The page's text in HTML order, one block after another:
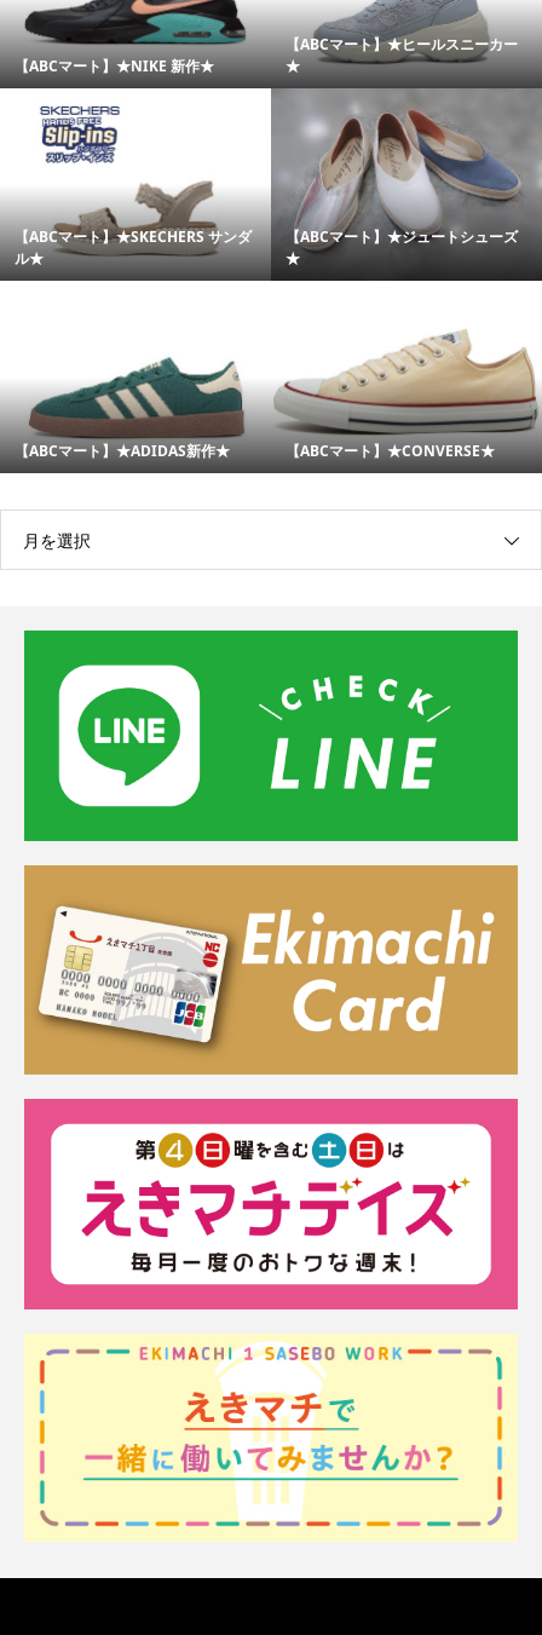
【ABCマート】★NIKE 新作★
【ABCマート】★ヒールスニーカー
★
【ABCマート】★SKECHERS サンダ
ル★
【ABCマート】★ジュートシューズ
★
【ABCマート】★ADIDAS新作★ 【ABCマート】★CONVERSE★
月を選択